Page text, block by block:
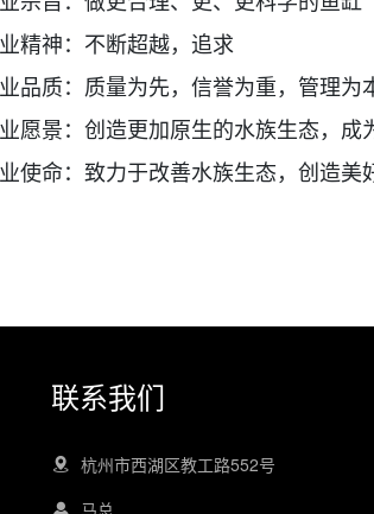
精神：不断超越，追求
品质：质量为先，信誉为重，管理为
愿景：创造更加原生的水族生态，成
使命：致力于改善水族生态，创造美
联系我们
杭州市西湖区教工路552号
马总